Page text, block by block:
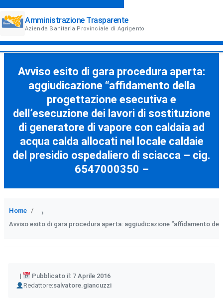
Amministrazione Trasparente
Azienda Sanitaria Provinciale di Agrigento
Avviso esito di gara procedura aperta:
aggiudicazione “affidamento della
progettazione esecutiva e
dell’esecuzione dei lavori di sostituzione
di generatore di vapore con caldaia ad
acqua calda allocati nel locale caldaie
del presidio ospedaliero di sciacca – cig.
6547000350 –
Home ›
Avviso esito di gara procedura aperta: aggiudicazione “affidamento
Pubblicato il: 7 Aprile 2016
Redattore:
Author salvatore.giancuzzi